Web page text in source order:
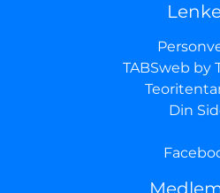
TABSweb by
Din